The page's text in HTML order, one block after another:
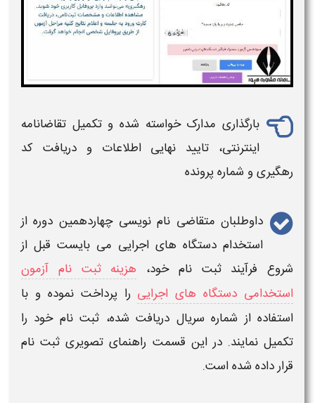
بارگذاری مدارک خواسته شده و تکمیل تقاضانامه
اینترنتی، تایید نهایی اطلاعات و دریافت کد
رهگیری و شماره پرونده
داوطلبان متقاضی نام نویسیچهاردهمین دوره از
استخدام دستگاه های اجرایی می بایست قبل از
شروع فرآیند ثبت نام خود، هزینه ثبت نام آزمون
استخدامی دستگاه های اجرایی را پرداخت نموده و با
استفاده از شماره سریال دریافت شده، ثبت نام خود را
تکمیل نمایند. در این قسمت راهنمای تصویریثبت نام
قرار داده شده است.